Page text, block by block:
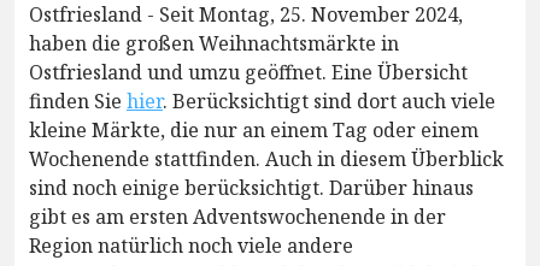
Ostfriesland - Seit Montag, 25. November 2024,
haben die großen Weihnachtsmärkte in
Ostfriesland und umzu geöffnet. Eine Übersicht
finden Sie hier. Berücksichtigt sind dort auch viele
kleine Märkte, die nur an einem Tag oder einem
Wochenende stattfinden. Auch in diesem Überblick
sind noch einige berücksichtigt. Darüber hinaus
gibt es am ersten Adventswochenende in der
Region natürlich noch viele andere